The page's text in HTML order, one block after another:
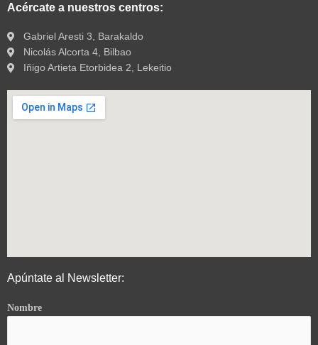
Acércate a nuestros centros:
Gabriel Aresti 3, Barakaldo
Nicolás Alcorta 4, Bilbao
Iñigo Artieta Etorbidea 2, Lekeitio
Apúntate al Newsletter:
Nombre